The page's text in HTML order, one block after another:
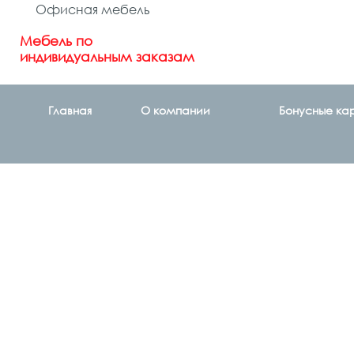
Офисная мебель
Мебель по
индивидуальным заказам
Главная О компании Бонусные